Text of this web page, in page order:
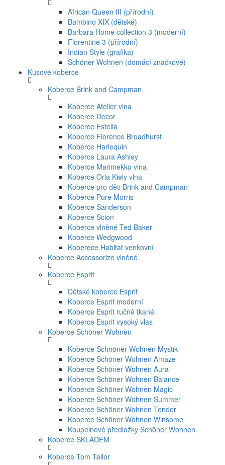
African Queen III (přírodní)
Bambino XIX (dětské)
Barbara Home collection 3 (moderní)
Florentine 3 (přírodní)
Indian Style (grafika)
Schöner Wohnen (domácí značkové)
Kusové koberce
Koberce Brink and Campman
Koberce Atelier vlna
Koberce Decor
Koberce Estella
Koberce Florence Broadhurst
Koberce Harlequin
Koberce Laura Ashley
Koberce Marimekko vlna
Koberce Orla Kiely vlna
Koberce pro děti Brink and Campman
Koberce Pure Morris
Koberce Sanderson
Koberce Scion
Koberce vlněné Ted Baker
Koberce Wedgwood
Koberece Habitat venkovní
Koberce Accessorize vlněné
Koberce Esprit
Dětské koberce Esprit
Koberce Esprit moderní
Koberce Esprit ručně tkané
Koberce Esprit vysoký vlas
Koberce Schöner Wohnen
Koberce Schnöner Wohnen Mystik
Koberce Schöner Wohnen Amaze
Koberce Schöner Wohnen Aura
Koberce Schöner Wohnen Balance
Koberce Schöner Wohnen Magic
Koberce Schöner Wohnen Summer
Koberce Schöner Wohnen Tender
Koberce Schöner Wohnen Winsome
Koupelnové předložky Schöner Wohnen
Koberce SKLADEM
Koberce Tom Tailor